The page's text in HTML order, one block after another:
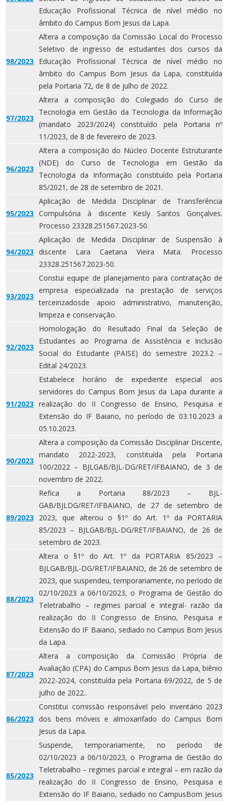
Educação Profissional Técnica de nível médio no
âmbito do Campus Bom Jesus da Lapa.
98/2023
Altera a composição da Comissão Local do Processo
Seletivo de ingresso de estudantes dos cursos da
Educação Profissional Técnica de nível médio no
âmbito do Campus Bom Jesus da Lapa, constituída
pela Portaria 72, de 8 de julho de 2022.
97/2023
Altera a composição do Colegiado do Curso de
Tecnologia em Gestão da Tecnologia da Informação
(mandato 2023/2024) constituído pela Portaria nº
11/2023, de 8 de fevereiro de 2023.
96/2023
Altera a composição do Núcleo Docente Estruturante
(NDE) do Curso de Tecnologia em Gestão da
Tecnologia da Informação constituído pela Portaria
85/2021, de 28 de setembro de 2021.
95/2023
Aplicação de Medida Disciplinar de Transferência
Compulsória à discente Kesly Santos Gonçalves.
Processo 23328.251567.2023-50.
94/2023
Aplicação de Medida Disciplinar de Suspensão à
discente Lara Caetana Vieira Mata. Processo
23328.251567.2023-50.
93/2023
Constui equipe de planejamento para contratação de
empresa especializada na prestação de serviços
terceirizadosde apoio administrativo, manutenção,
limpeza e conservação.
92/2023
Homologação do Resultado Final da Seleção de
Estudantes ao Programa de Assistência e Inclusão
Social do Estudante (PAISE) do semestre 2023.2 –
Edital 24/2023.
91/2023
Estabelece horário de expediente especial aos
servidores do Campus Bom Jesus da Lapa durante a
realização do II Congresso de Ensino, Pesquisa e
Extensão do IF Baiano, no período de 03.10.2023 a
05.10.2023.
90/2023
Altera a composição da Comissão Disciplinar Discente,
mandato 2022-2023, constituída pela Portaria
100/2022 – BJLGAB/BJL-DG/RET/IFBAIANO, de 3 de
novembro de 2022.
89/2023
Refica a Portaria 88/2023 – BJL-
GAB/BJLDG/RET/IFBAIANO, de 27 de setembro de
2023, que alterou o §1º do Art. 1º da PORTARIA
85/2023 – BJLGAB/BJL-DG/RET/IFBAIANO, de 26 de
setembro de 2023.
88/2023
Altera o §1º do Art. 1º da PORTARIA 85/2023 –
BJLGAB/BJL-DG/RET/IFBAIANO, de 26 de setembro de
2023, que suspendeu, temporariamente, no período de
02/10/2023 a 06/10/2023, o Programa de Gestão do
Teletrabalho – regimes parcial e integral- razão da
realização do II Congresso de Ensino, Pesquisa e
Extensão do IF Baiano, sediado no Campus Bom Jesus
da Lapa.
87/2023
Altera a composição da Comissão Própria de
Avaliação (CPA) do Campus Bom Jesus da Lapa, biênio
2022-2024, constituída pela Portaria 69/2022, de 5 de
julho de 2022..
86/2023
Constitui comissão responsável pelo inventário 2023
dos bens móveis e almoxarifado do Campus Bom
Jesus da Lapa.
85/2023
Suspende, temporariamente, no período de
02/10/2023 a 06/10/2023, o Programa de Gestão do
Teletrabalho – regimes parcial e integral – em razão da
realização do II Congresso de Ensino, Pesquisa e
Extensão do IF Baiano, sediado no CampusBom Jesus